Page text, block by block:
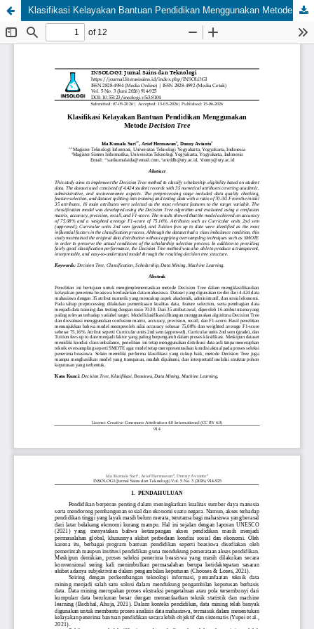
Klasifikasi Kelayakan Bantuan Pendidikan Menggunakan Metode Decision Tree